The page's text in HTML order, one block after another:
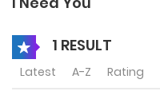
1 RESULT
Latest A-Z Rating